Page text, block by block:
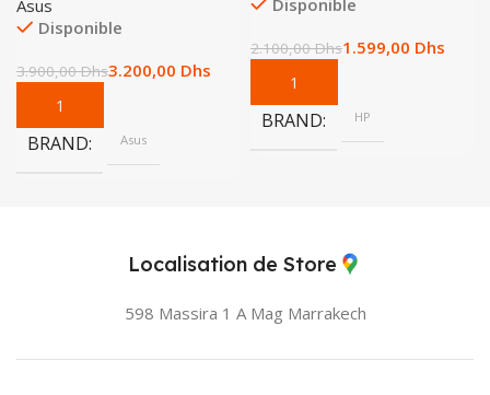
Asus
Disponible
3.900,00Dhs3.200,00 Dhs
BRAND Asus
Disponible
2.100,00Dhs1.599,00 Dhs
BRAND HP
Localisation de Store
598 Massira 1 A Mag Marrakech